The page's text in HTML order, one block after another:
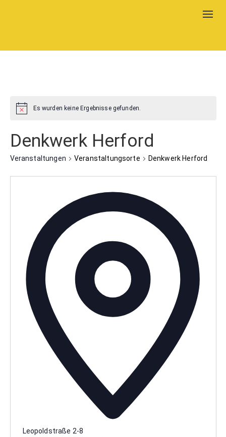
Es wurden keine Ergebnisse gefunden.
Denkwerk Herford
Veranstaltungen Veranstaltungsorte Denkwerk Herford
Leopoldstraße 2-8